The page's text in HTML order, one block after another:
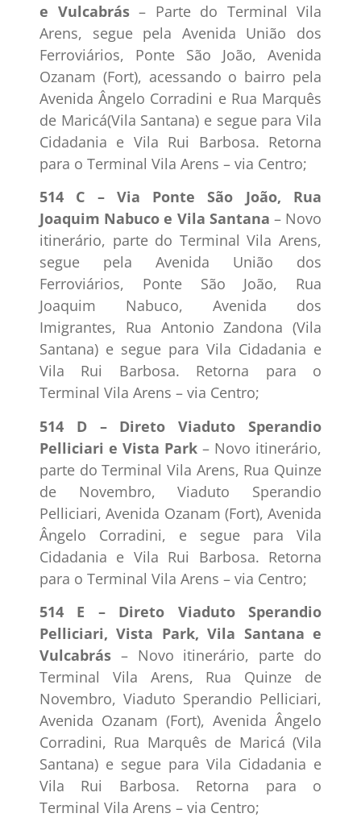
e Vulcabrás– Parte do Terminal Vila
Arens, segue pela Avenida União dos
Ferroviários, Ponte São João, Avenida
Ozanam (Fort), acessando o bairro pela
Avenida Ângelo Corradini e Rua Marquês
de Maricá(Vila Santana) e segue para Vila
Cidadania e Vila Rui Barbosa. Retorna
para o Terminal Vila Arens – via Centro;
514 C – Via Ponte São João, Rua
Joaquim Nabuco e Vila Santana – Novo
itinerário, parte do Terminal Vila Arens,
segue pela Avenida União dos
Ferroviários, Ponte São João, Rua
Joaquim Nabuco, Avenida dos
Imigrantes, Rua Antonio Zandona (Vila
Santana) e segue para Vila Cidadania e
Vila Rui Barbosa. Retorna para o
Terminal Vila Arens – via Centro;
514 D – Direto Viaduto Sperandio
Pelliciari e Vista Park – Novo itinerário,
parte do Terminal Vila Arens, Rua Quinze
de Novembro, Viaduto Sperandio
Pelliciari, Avenida Ozanam (Fort), Avenida
Ângelo Corradini, e segue para Vila
Cidadania e Vila Rui Barbosa. Retorna
para o Terminal Vila Arens – via Centro;
514 E – Direto Viaduto Sperandio
Pelliciari, Vista Park, Vila Santana e
Vulcabrás – Novo itinerário, parte do
Terminal Vila Arens, Rua Quinze de
Novembro, Viaduto Sperandio Pelliciari,
Avenida Ozanam (Fort), Avenida Ângelo
Corradini, Rua Marquês de Maricá (Vila
Santana) e segue para Vila Cidadania e
Vila Rui Barbosa. Retorna para o
Terminal Vila Arens – via Centro;